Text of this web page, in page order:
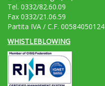
Tel. 0332/82.60.09
Fax 0332/21.06.59
Partita IVA / C.F. 00584050124
WHISTLEBLOWING